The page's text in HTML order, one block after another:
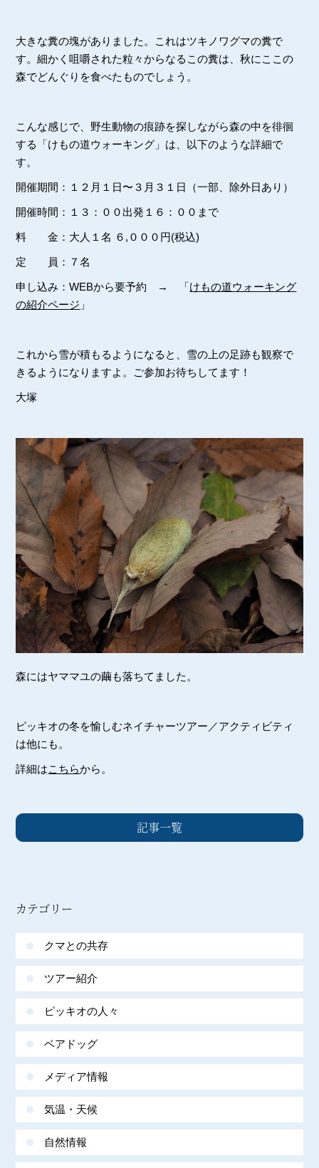
大きな糞の塊がありました。これはツキノワグマの糞で
す。細かく咀嚼された粒々からなるこの糞は、秋にここの
森でどんぐりを食べたものでしょう。
こんな感じで、野生動物の痕跡を探しながら森の中を徘徊
する「けもの道ウォーキング」は、以下のような詳細で
す。
開催期間：１２月１日〜３月３１日（一部、除外日あり）
開催時間：１３：００出発１６：００まで
料 金：大人１名 ６,０００円(税込)
定 員：７名
申し込み：WEBから要予約 → 「けもの道ウォーキング
の紹介ページ 」
これから雪が積もるようになると、雪の上の足跡も観察で
きるようになりますよ。ご参加お待ちしてます！
大塚
森にはヤママユの繭も落ちてました。
ピッキオの冬を愉しむネイチャーツアー／アクティビティ
は他にも。
詳細はこちらから。
記事一覧
カテゴリー
クマとの共存
ツアー紹介
ピッキオの人々
ベアドッグ
メディア情報
気温・天候
自然情報